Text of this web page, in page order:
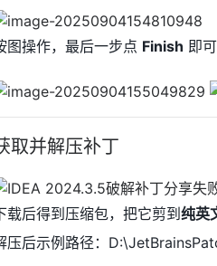
图操作，最后一步点 Finish 即
取并解压补丁
载后得到压缩包，把它剪到纯英
压后示例路径：